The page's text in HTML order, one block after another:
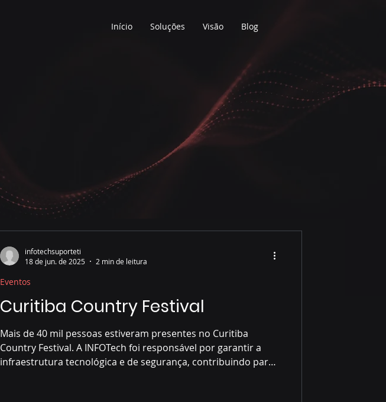
Início Soluções Visão Blog
Curitiba Country Festival
Mais de 40 mil pessoas estiveram presentes no Curitiba
Country Festival. A INFOTech foi responsável por garantir a
infraestrutura tecnológica e de segurança, contribuindo para
Eventos
infotechsuporteti
18 de jun. de 2025
2 min de leitura